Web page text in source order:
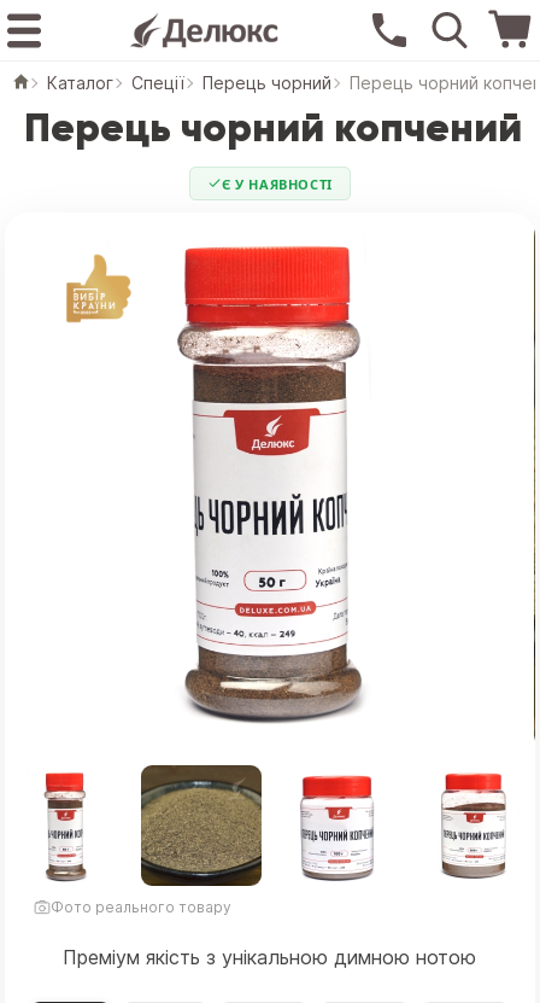
Каталог Спеції Перець чорний Перець чорний
Перець чорний копчений
Є У НАЯВНОСТІ
Фото реального товару
Преміум якість з унікальною димною нотою